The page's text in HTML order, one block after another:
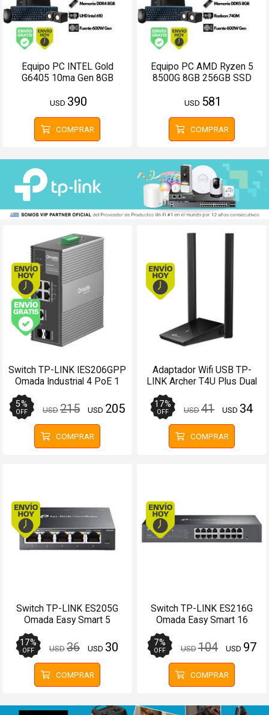
Equipo PC INTEL Gold
G6405 10ma Gen 8GB
USD 390
COMPRAR
Equipo PC AMD Ryzen 5
8500G 8GB 256GB SSD
USD 581
COMPRAR
Envío hoy. Comprando antes de 13Hs.
Envío gratis (Ver Envíos y Pagos)
Switch TP-LINK IES206GPP
Omada Industrial 4 PoE 1
5%
OFF USD215 USD 205
COMPRAR
Adaptador Wifi USB TP-
LINK Archer T4U Plus Dual
17%
OFF USD41 USD 34
COMPRAR
Envío hoy. Comprando antes de 13Hs.
Switch TP-LINK ES205G
Omada Easy Smart 5
17%
OFF USD36 USD 30
COMPRAR
Switch TP-LINK ES216G
Omada Easy Smart 16
7%
OFF USD104 USD 97
COMPRAR